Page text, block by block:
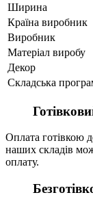
Ширина
Країна виробник
Виробник
Матеріал виробу
Декор
Складська
Оплата готівкою
наших складів
оплату.